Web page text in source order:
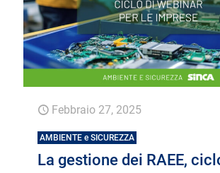
Febbraio 27, 2025
AMBIENTE e SICUREZZA
La gestione dei RAEE,